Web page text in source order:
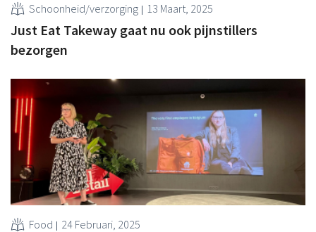
Schoonheid/verzorging 13 Maart, 2025
Just Eat Takeway gaat nu ook pijnstillers
bezorgen
Food 24 Februari, 2025